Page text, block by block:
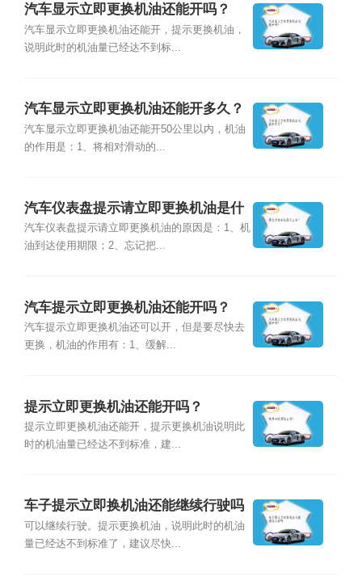
汽车显示立即更换机油还能开吗？
汽车显示立即更换机油还能开，提示更换机油，
说明此时的机油量已经达不到标...
汽车显示立即更换机油还能开多久？
汽车显示立即更换机油还能开50公里以内，机油
的作用是：1、将相对滑动的...
汽车仪表盘提示请立即更换机油是什
么原因？
汽车仪表盘提示请立即更换机油的原因是：1、机
油到达使用期限；2、忘记把...
汽车提示立即更换机油还能开吗？
汽车提示立即更换机油还可以开，但是要尽快去
更换，机油的作用有：1、缓解...
提示立即更换机油还能开吗？
提示立即更换机油还能开，提示更换机油说明此
时的机油量已经达不到标准，建...
车子提示立即换机油还能继续行驶吗
可以继续行驶。提示更换机油，说明此时的机油
量已经达不到标准了，建议尽快...